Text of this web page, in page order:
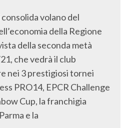
volano del
della Regione
della seconda metà
che vedrà il club
nei 3 prestigiosi tornei
PRO14, EPCR Challenge
Cup, la franchigia
e la